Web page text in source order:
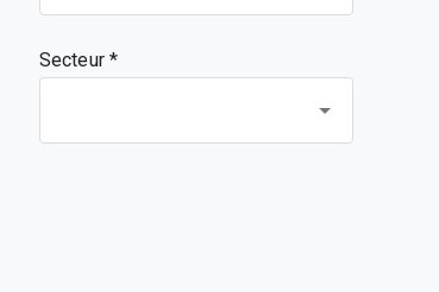
Secteur *